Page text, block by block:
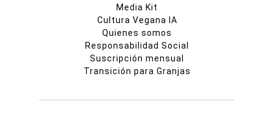
Media Kit
Cultura Vegana IA
Quienes somos
Responsabilidad Social
Suscripción mensual
Transición para Granjas